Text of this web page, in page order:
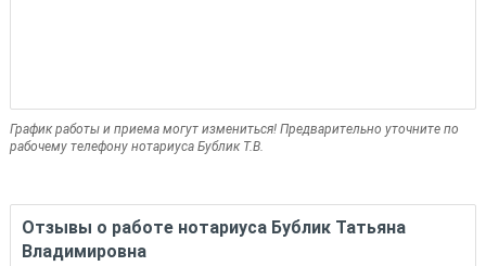
График работы и приема могут измениться! Предварительно уточните по
рабочему телефону нотариуса Бублик Т.В.
Отзывы о работе нотариуса Бублик Татьяна
Владимировна